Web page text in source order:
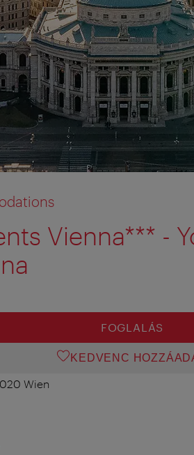
Vienna*** -
FOGLALÁS
KEDVENC
Wien